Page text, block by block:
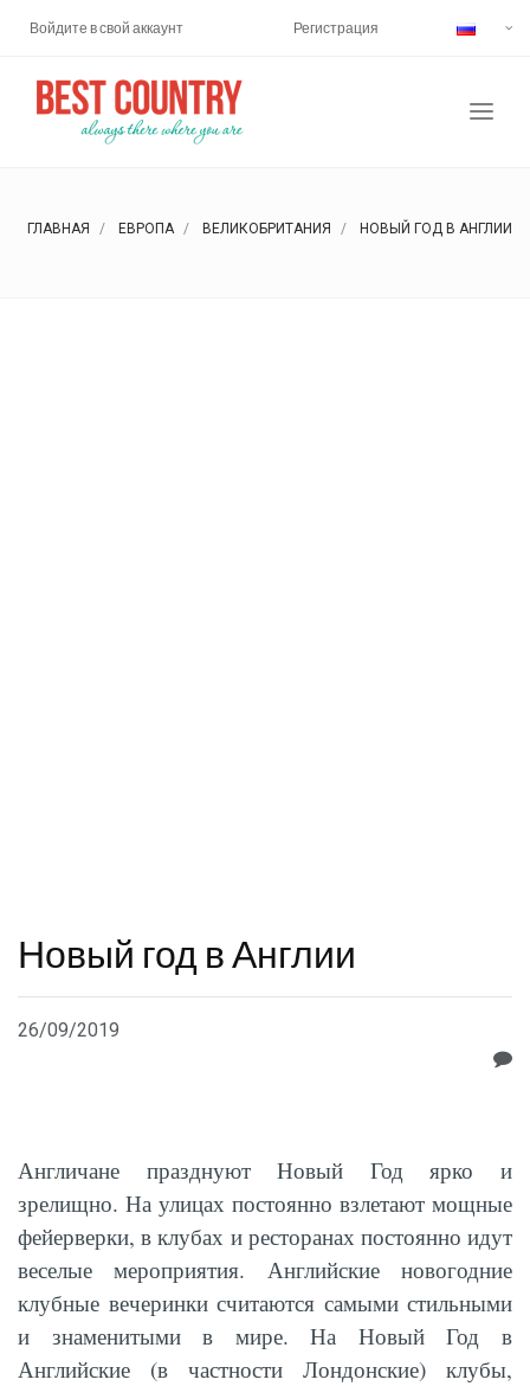
Войдите в свой аккаунт Регистрация
ГЛАВНАЯ ЕВРОПА ВЕЛИКОБРИТАНИЯ НОВЫЙ ГОД В АНГЛИИ
Новый год в Англии
26/09/2019
Англичане празднуют Новый Год ярко и
зрелищно. На улицах постоянно взлетают мощные
фейерверки, в клубах и ресторанах постоянно идут
веселые мероприятия. Английские новогодние
клубные вечеринки считаются самыми стильными
и знаменитыми в мире. На Новый Год в
Английские (в частности Лондонские) клубы,